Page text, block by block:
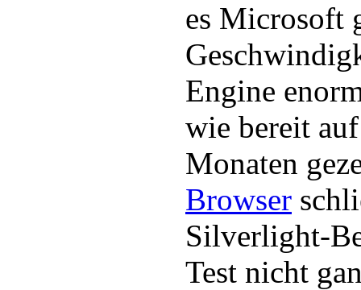
es Microsoft
Engine
wie bereit
Monaten
Browser
Silverlight-
Test nicht